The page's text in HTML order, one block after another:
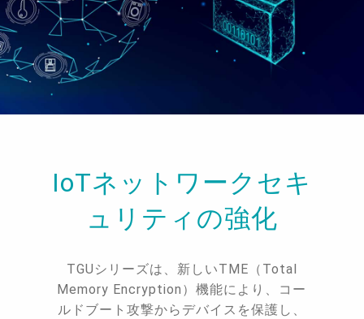
IoTネットワークセキ
ュリティの強化
TGUシリーズは、新しいTME（Total
Memory Encryption）機能により、コー
ルドブート攻撃からデバイスを保護し、